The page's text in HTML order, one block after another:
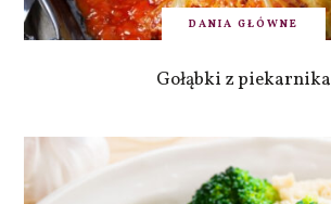
DANIA GŁÓWNE
Gołąbki z piekarnika